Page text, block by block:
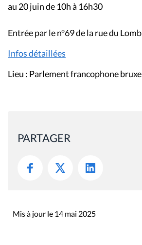
au 20 juin de 10h à 16h30
Entrée par le n°69 de la rue du
Infos détaillées
Lieu : Parlement francophone
PARTAGER
Mis à jour le 14 mai 2025